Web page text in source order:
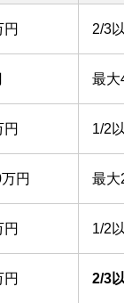
2/3
最大
1/2
円 最大
1/2
円 2/3